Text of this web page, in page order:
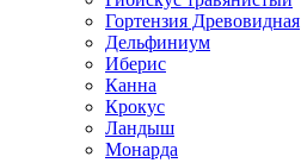
Гортензия Древовидная
Дельфиниум
Иберис
Канна
Крокус
Ландыш
Монарда